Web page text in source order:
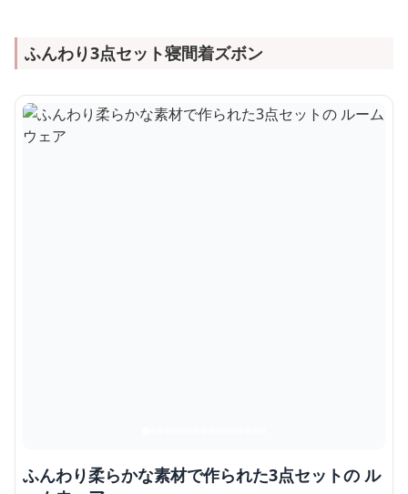
ふんわり3点セット寝間着ズボン
ふんわり柔らかな素材で作られた3点セットの ル